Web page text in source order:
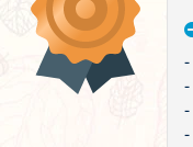
-
-
-
-